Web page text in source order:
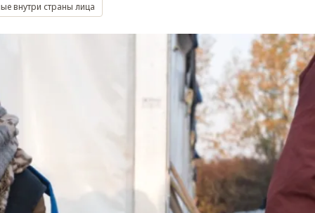
внутри страны лица